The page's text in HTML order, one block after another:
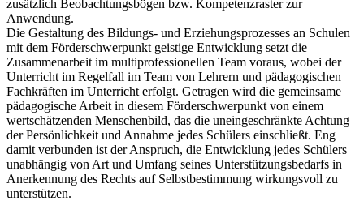
zusätzlich Beobachtungsbögen bzw. Kompetenzraster zur
Anwendung.
Die Gestaltung des Bildungs- und Erziehungsprozesses an Schulen
mit dem Förderschwerpunkt geistige Entwicklung setzt die
Zusammenarbeit im multiprofessionellen Team voraus, wobei der
Unterricht im Regelfall im Team von Lehrern und pädagogischen
Fachkräften im Unterricht erfolgt. Getragen wird die gemeinsame
pädagogische Arbeit in diesem Förderschwerpunkt von einem
wertschätzenden Menschenbild, das die uneingeschränkte Achtung
der Persönlichkeit und Annahme jedes Schülers einschließt. Eng
damit verbunden ist der Anspruch, die Entwicklung jedes Schülers
unabhängig von Art und Umfang seines Unterstützungsbedarfs in
Anerkennung des Rechts auf Selbstbestimmung wirkungsvoll zu
unterstützen.